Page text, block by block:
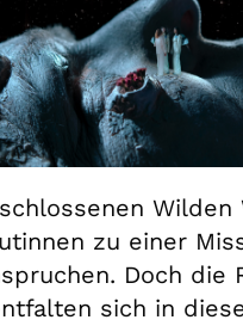
zu einer
Doch die
sich in